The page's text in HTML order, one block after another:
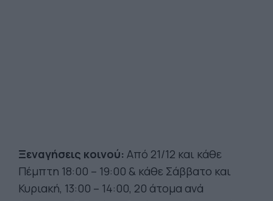
Ξεναγήσεις κοινού: Από 21/12 και κάθε
Πέμπτη 18:00 – 19:00 & κάθε Σάββατο και
Κυριακή, 13:00 – 14:00, 20 άτομα ανά